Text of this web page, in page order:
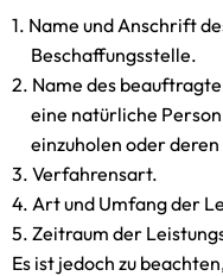
Name und Anschrift
Beschaffungsstelle.
Name des
eine natürliche
einzuholen oder
Verfahrensart.
Art und Umfang der
Zeitraum der
Es ist jedoch zu